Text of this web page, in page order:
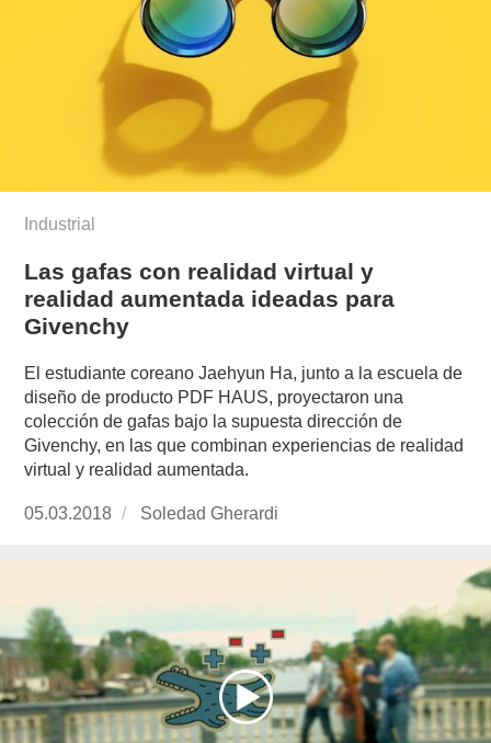
Industrial
Las gafas con realidad virtual y
realidad aumentada ideadas para
Givenchy
El estudiante coreano Jaehyun Ha, junto a la escuela de
diseño de producto PDF HAUS, proyectaron una
colección de gafas bajo la supuesta dirección de
Givenchy, en las que combinan experiencias de realidad
virtual y realidad aumentada.
Publicado
05.03.2018
https://www.experimenta.es/author/soledad-
Soledad Gherardi